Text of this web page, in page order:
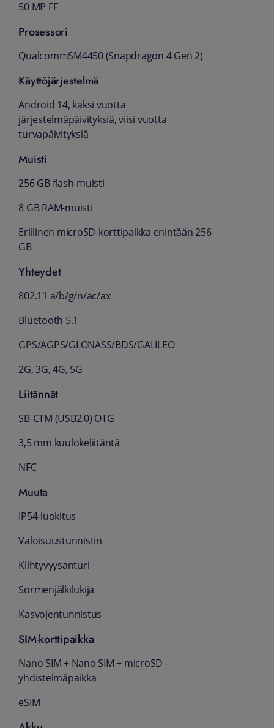
50 MP FF
Prosessori
QualcommSM4450 (Snapdragon 4 Gen 2)
Käyttöjärjestelmä
Android 14, kaksi vuotta
järjestelmäpäivityksiä, viisi vuotta
turvapäivityksiä
Muisti
256 GB flash-muisti
8 GB RAM-muisti
Erillinen microSD-korttipaikka enintään 256
GB
Yhteydet
802.11 a/b/g/n/ac/ax
Bluetooth 5.1
GPS/AGPS/GLONASS/BDS/GALILEO
2G, 3G, 4G, 5G
Liitännät
SB-CTM (USB2.0) OTG
3,5 mm kuulokeliitäntä
NFC
Muuta
IP54-luokitus
Valoisuustunnistin
Kiihtyvyysanturi
Sormenjälkilukija
Kasvojentunnistus
SIM-korttipaikka
Nano SIM + Nano SIM + microSD -
yhdistelmäpaikka
eSIM